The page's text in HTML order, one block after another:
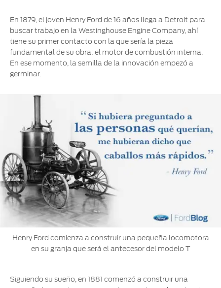
Vehículos
Comerciales
Descubre
Tu Ford
Seminuevos
Certificados
Mantenimiento
Vehículos
Comerciales
Partes
Soporte
Técnico
En 1879, el joven Henry Ford de 16 años llega a Detroit para
buscar trabajo en la Westinghouse Engine Company, ahí
tiene su primer contacto con la que sería la pieza
fundamental de su obra: el motor de combustión interna.
En ese momento, la semilla de la innovación empezó a
germinar.
Henry Ford comienza a construir una pequeña locomotora
en su granja que será el antecesor del modelo T
Siguiendo su sueño, en 1881 comenzó a construir una